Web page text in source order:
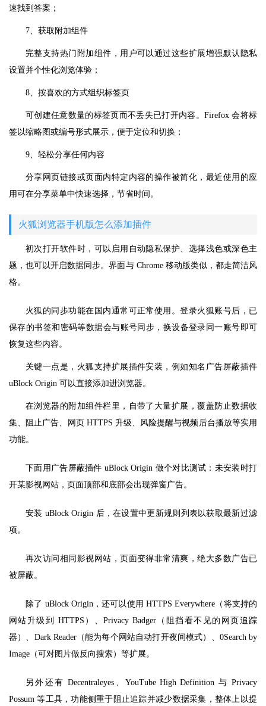
速找到答案；
7、获取附加组件
完整支持热门附加组件，用户可以通过这些扩展增强默认隐私
设置并个性化浏览体验；
8、按喜欢的方式组织标签页
可创建任意数量的标签页而不丢失已打开内容。Firefox 会将标
签以缩略图或编号形式展示，便于定位和切换；
9、轻松分享任何内容
分享网页链接或页面内特定内容的操作被简化，最近使用的应
用可在分享菜单中快速选择，节省时间。
火狐浏览器手机版怎么添加插件
初次打开软件时，可以启用自动隐私保护、选择浅色或深色主
题，也可以开启数据同步。界面与 Chrome 移动版类似，都走简洁风
格。
火狐的同步功能在国内通常可正常使用。登录火狐账号后，已
保存的书签和密码等数据会与账号同步，换设备登录同一账号即可
恢复这些内容。
关键一点是，火狐支持扩展插件安装，例如知名广告屏蔽插件
uBlock Origin 可以直接添加进浏览器。
在浏览器的附加组件栏里，自带了大量扩展，覆盖防止数据收
集、阻止广告、网页 HTTPS 升级、风险提醒与视频后台播放等实用
功能。
下面用广告屏蔽插件 uBlock Origin 做个对比测试：未安装时打
开某影视网站，页面顶部和底部会出现弹窗广告。
安装 uBlock Origin 后，在设置中更新规则列表以获取最新过滤
项。
再次访问相同影视网站，页面变得非常清爽，绝大多数广告已
被屏蔽。
除了 uBlock Origin，还可以使用 HTTPS Everywhere（将支持的
网站升级到 HTTPS）、Privacy Badger（阻挡看不见的网页追踪
器）、Dark Reader（能为每个网站自动打开夜间模式）、0Search by
Image（可对图片做反向搜索）等扩展。
另外还有 Decentraleyes、YouTube High Definition 与 Privacy
Possum 等工具，功能侧重于阻止追踪并减少数据采集，整体上以提